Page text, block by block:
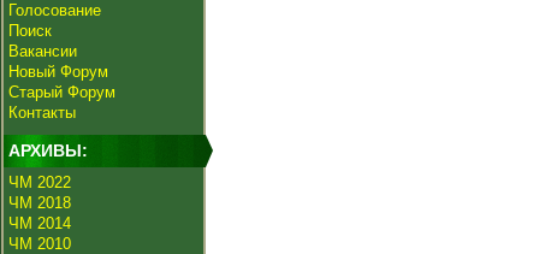
Голосование
Поиск
Вакансии
Новый Форум
Старый Форум
Контакты
АРХИВЫ:
ЧМ 2022
ЧМ 2018
ЧМ 2014
ЧМ 2010